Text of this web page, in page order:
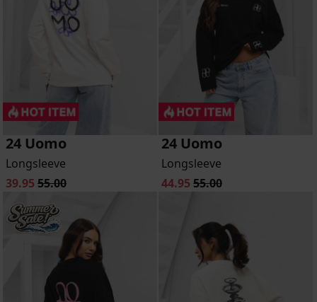
24 Uomo
Longsleeve
39.95 55.00
24 Uomo
Longsleeve
44.95 55.00